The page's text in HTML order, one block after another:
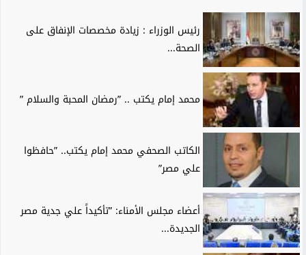
رئيس الوزراء : زيادة مخصصات الإنفاق على
الصحة...
محمد إمام يكتب .. ”رمضان المحبة والسلام ”
الكاتب الصحفي محمد إمام يكتب.. ”حافظوا
علي مصر”
أعضاء مجلس الأمناء: ”تأكيداً علي جدية مصر
الجديدة...